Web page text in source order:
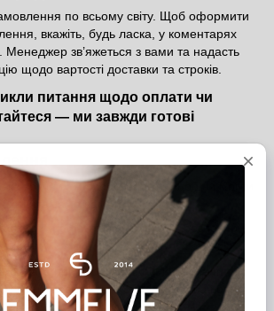
по всьому світу. Щоб оформити
вкажіть, будь ласка, у коментарях
Менеджер зв’яжеться з вами та надасть
щодо вартості доставки та строків.
питання щодо оплати чи
— ми завжди готові
зручних способів оплати, щоб ви могли
саме вам:
на сайті — швидко та безпечно
оплата при отриманні після внесення
грн (передоплата є гарантією вашого